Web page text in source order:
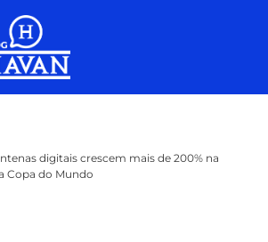
digitais crescem mais de 200% na
Copa do Mundo